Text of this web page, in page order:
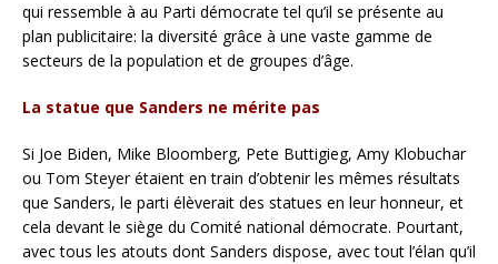
qui ressemble à au Parti démocrate tel qu’il se présente au
plan publicitaire: la diversité grâce à une vaste gamme de
secteurs de la population et de groupes d’âge.
La statue que Sanders ne mérite pas
Si Joe Biden, Mike Bloomberg, Pete Buttigieg, Amy Klobuchar
ou Tom Steyer étaient en train d’obtenir les mêmes résultats
que Sanders, le parti élèverait des statues en leur honneur, et
cela devant le siège du Comité national démocrate. Pourtant,
avec tous les atouts dont Sanders dispose, avec tout l’élan qu’il